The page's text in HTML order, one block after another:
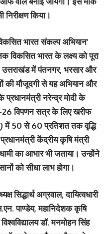
निरीक्षण किया।
भारत संकल्प अभियान’
विकसित भारत के लक्ष्य को पूरा
में पंतनगर, भरसार और
की मौजूदगी से यह अभियान और
प्रधानमंत्री नरेन्द्र मोदी के
26 विपणन सत्र के लिए खरीफ
50 से 60 प्रतिशत तक वृद्धि
केंद्रीय कृषि मंत्री
का आभार भी जताया। उन्होंने
को सीधा लाभ होगा।
सिद्धार्थ अग्रवाल, दायित्वधारी
पाण्डेय, महानिदेशक कृषि
डॉ. मनमोहन सिंह